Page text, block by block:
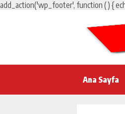
add_action('wp_footer', function () {
Ana Sayfa